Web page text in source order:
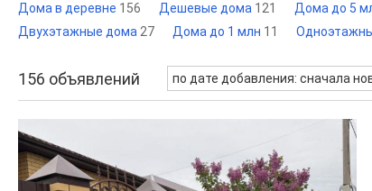
Дома в деревне 156 Дешевые дома 121 Дома до 5
Двухэтажные дома 27 Дома до 1 млн 11
156 объявлений по дате добавления: сначала